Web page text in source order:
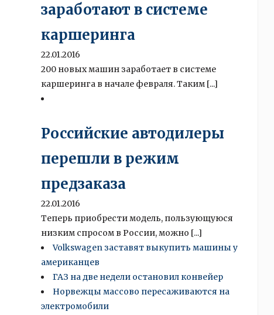
заработают в системе
каршеринга
22.01.2016
200 новых машин заработает в системе
каршеринга в начале февраля. Таким [...]
Российские автодилеры
перешли в режим
предзаказа
22.01.2016
Теперь приобрести модель, пользующуюся
низким спросом в России, можно [...]
Volkswagen заставят выкупить машины у
американцев
ГАЗ на две недели остановил конвейер
Норвежцы массово пересаживаются на
электромобили